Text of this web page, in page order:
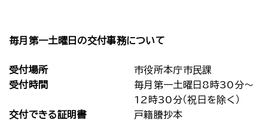
毎月第一土曜日の交付事務について
受付場所
市役所本庁市民課
受付時間
毎月第一土曜日8時30分～
12時30分（祝日を除く）
交付できる証明書
戸籍謄抄本